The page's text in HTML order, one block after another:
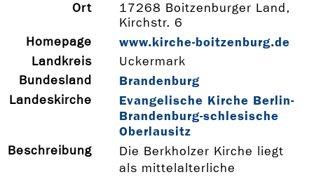
Ort
17268 Boitzenburger Land,
Kirchstr. 6
Homepage
www.kirche-­boitzenburg.de
Landkreis
Uckermark
Bundesland
Brandenburg
Landeskirche
Evangelische Kirche Berlin-
Brandenburg-schlesische
Oberlausitz
Beschreibung
Die Berkholzer Kirche liegt
als mittelalterliche